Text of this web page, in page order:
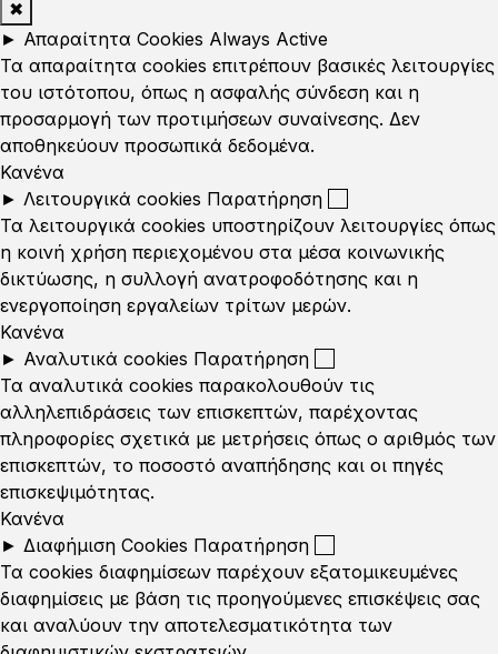
✖
► Απαραίτητα Cookies Always Active
Τα απαραίτητα cookies επιτρέπουν βασικές λειτουργίες
του ιστότοπου, όπως η ασφαλής σύνδεση και η
προσαρμογή των προτιμήσεων συναίνεσης. Δεν
αποθηκεύουν προσωπικά δεδομένα.
Κανένα
► Λειτουργικά cookies Παρατήρηση
Τα λειτουργικά cookies υποστηρίζουν λειτουργίες όπως
η κοινή χρήση περιεχομένου στα μέσα κοινωνικής
δικτύωσης, η συλλογή ανατροφοδότησης και η
ενεργοποίηση εργαλείων τρίτων μερών.
Κανένα
► Αναλυτικά cookies Παρατήρηση
Τα αναλυτικά cookies παρακολουθούν τις
αλληλεπιδράσεις των επισκεπτών, παρέχοντας
πληροφορίες σχετικά με μετρήσεις όπως ο αριθμός των
επισκεπτών, το ποσοστό αναπήδησης και οι πηγές
επισκεψιμότητας.
Κανένα
► Διαφήμιση Cookies Παρατήρηση
Τα cookies διαφημίσεων παρέχουν εξατομικευμένες
διαφημίσεις με βάση τις προηγούμενες επισκέψεις σας
και αναλύουν την αποτελεσματικότητα των